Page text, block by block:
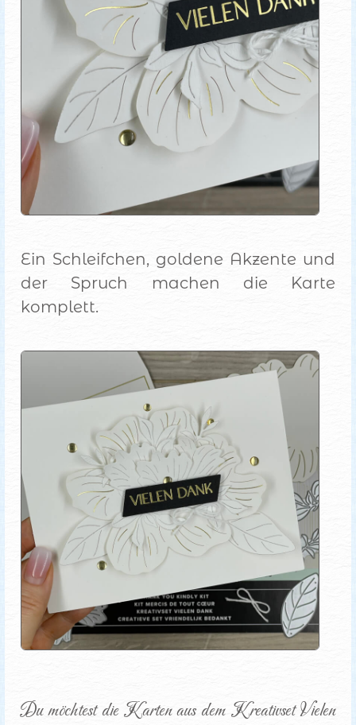
Ein Schleifchen, goldene Akzente und
der Spruch machen die Karte
komplett.
Du möchtest die Karten aus dem Kreativset Vielen